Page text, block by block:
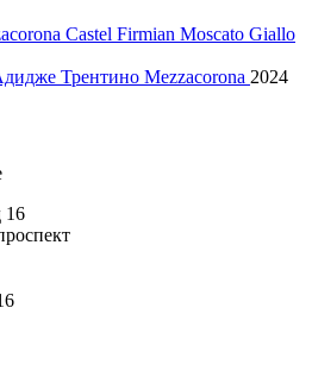
Castel Firmian Moscato Giallo
Трентино Mezzacorona 2024
16